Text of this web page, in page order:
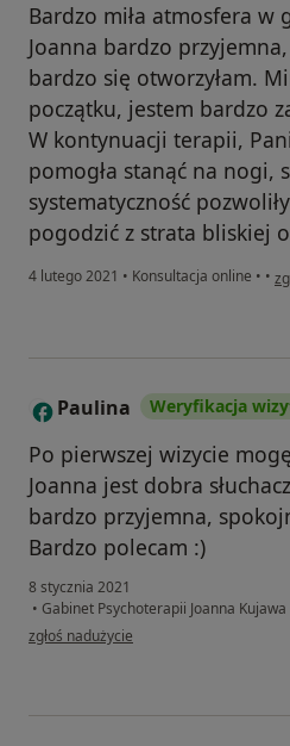
Bardzo miła atmosfera w
Joanna bardzo
bardzo się otworzyłam.
początku, jestem bardzo
W kontynuacji terapii,
pomogła stanąć na nogi,
systematyczność
pogodzić z strata bliskiej
4 lutego 2021 • Konsultacja online • • w
P Paulina Weryfikacja
Po pierwszej wizycie
Joanna jest dobra
bardzo przyjemna,
Bardzo polecam :)
8 stycznia 2021
• Gabinet Psychoterapii Joanna Kujawa
w opinii użytkownika Paulina
zgłoś nadużycie